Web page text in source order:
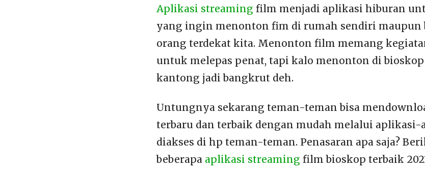
Aplikasi streaming film menjadi aplikasi hiburan
yang ingin menonton fim di rumah sendiri maupun
orang terdekat kita. Menonton film memang
untuk melepas penat, tapi kalo menonton di
kantong jadi bangkrut deh.
Untungnya sekarang teman-teman bisa
terbaru dan terbaik dengan mudah melalui aplikasi-
diakses di hp teman-teman. Penasaran apa saja?
beberapa aplikasi streaming film bioskop terbaik